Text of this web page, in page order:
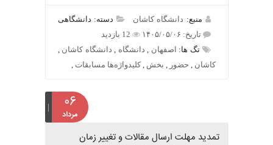
منبع:دانشگاه کاشان
دسته: دانشگاهی
تاریخ: ۱۴۰۵/۰۵/۰۶
12 بازدید
تگ ها: اصفهان ,دانشگاه,دانشگاه کاشان,
,حضور ,بخش , کلیدواژه‌ها مسابقات,
۰۶
مرداد
تمدید مهلت ارسال مقالات و تغییر زمان